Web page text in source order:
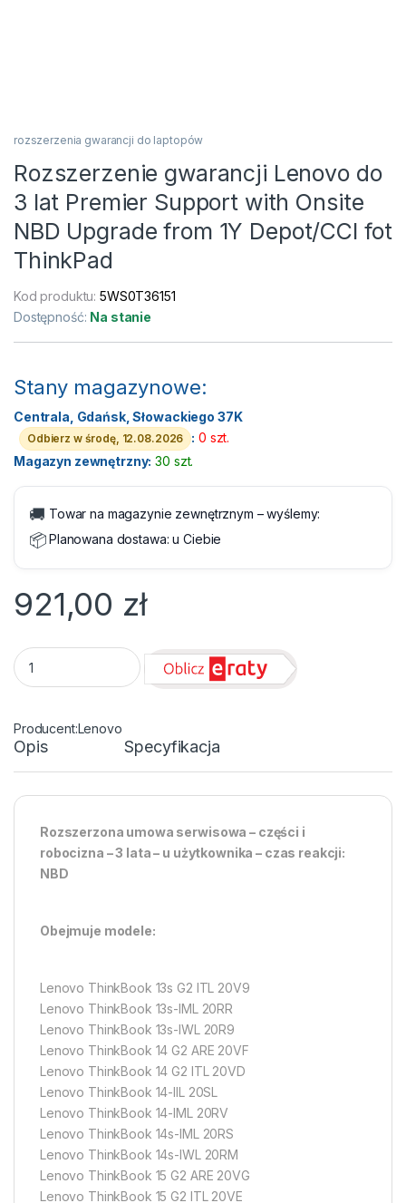
rozszerzenia gwarancji do laptopów
Rozszerzenie gwarancji Lenovo do
3 lat Premier Support with Onsite
NBD Upgrade from 1Y Depot/CCI fot
ThinkPad
Kod produktu:5WS0T36151
Dostępność: Na stanie
Stany magazynowe:
Centrala, Gdańsk, Słowackiego 37K
Odbierz w środę, 12.08.2026 : 0 szt.
Magazyn zewnętrzny: 30 szt.
🚚 Towar na magazynie zewnętrznym – wyślemy:
📦Planowana dostawa:u Ciebie
921,00 zł
Rozszerzenie gwarancji Lenovo do 3 lat Premier Support
Lenovo
Opis Specyfikacja
Rozszerzona umowa serwisowa – części i
robocizna – 3 lata – u użytkownika – czas reakcji:
NBD
Obejmuje modele:
Lenovo ThinkBook 13s G2 ITL 20V9
Lenovo ThinkBook 13s-IML 20RR
Lenovo ThinkBook 13s-IWL 20R9
Lenovo ThinkBook 14 G2 ARE 20VF
Lenovo ThinkBook 14 G2 ITL 20VD
Lenovo ThinkBook 14-IIL 20SL
Lenovo ThinkBook 14-IML 20RV
Lenovo ThinkBook 14s-IML 20RS
Lenovo ThinkBook 14s-IWL 20RM
Lenovo ThinkBook 15 G2 ARE 20VG
Lenovo ThinkBook 15 G2 ITL 20VE